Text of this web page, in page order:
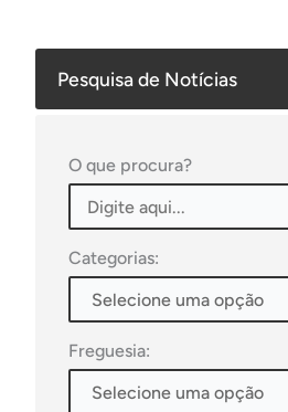
Pesquisa de Notícias
O que procura?
Categorias:
Freguesia: